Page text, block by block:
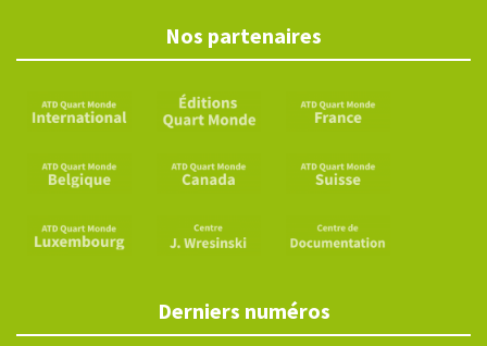
Nos partenaires
Derniers numéros